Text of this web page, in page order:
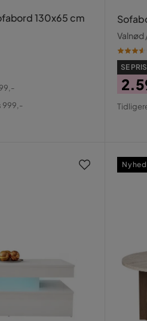
130x65 cm
999,-
Valnød
SE
Pris
Nyhed